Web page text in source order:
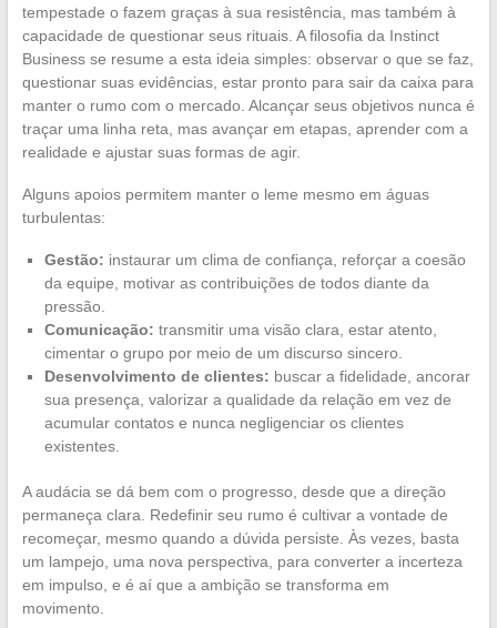
tempestade o fazem graças à sua resistência, mas também à
capacidade de questionar seus rituais. A filosofia da Instinct
Business se resume a esta ideia simples: observar o que se faz,
questionar suas evidências, estar pronto para sair da caixa para
manter o rumo com o mercado. Alcançar seus objetivos nunca é
traçar uma linha reta, mas avançar em etapas, aprender com a
realidade e ajustar suas formas de agir.
Alguns apoios permitem manter o leme mesmo em águas
turbulentas:
Gestão: instaurar um clima de confiança, reforçar a coesão
da equipe, motivar as contribuições de todos diante da
pressão.
Comunicação: transmitir uma visão clara, estar atento,
cimentar o grupo por meio de um discurso sincero.
Desenvolvimento de clientes: buscar a fidelidade, ancorar
sua presença, valorizar a qualidade da relação em vez de
acumular contatos e nunca negligenciar os clientes
existentes.
A audácia se dá bem com o progresso, desde que a direção
permaneça clara. Redefinir seu rumo é cultivar a vontade de
recomeçar, mesmo quando a dúvida persiste. Às vezes, basta
um lampejo, uma nova perspectiva, para converter a incerteza
em impulso, e é aí que a ambição se transforma em
movimento.